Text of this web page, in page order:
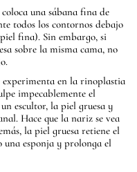
una sábana fina de
todos los contornos debajo
fina). Sin embargo, si
sobre la misma cama, no
experimenta en la rinoplastia
impecablemente el
escultor, la piel gruesa y
Hace que la nariz se vea
la piel gruesa retiene el
esponja y prolonga el